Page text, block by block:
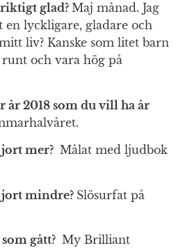
glad? Maj månad. Jag
lyckligare, gladare och
liv? Kanske som litet barn
runt och vara hög på
år 2018 som du vill ha år
mer? Målat med ljudbok
mindre? Slösurfat på
gått? My Brilliant